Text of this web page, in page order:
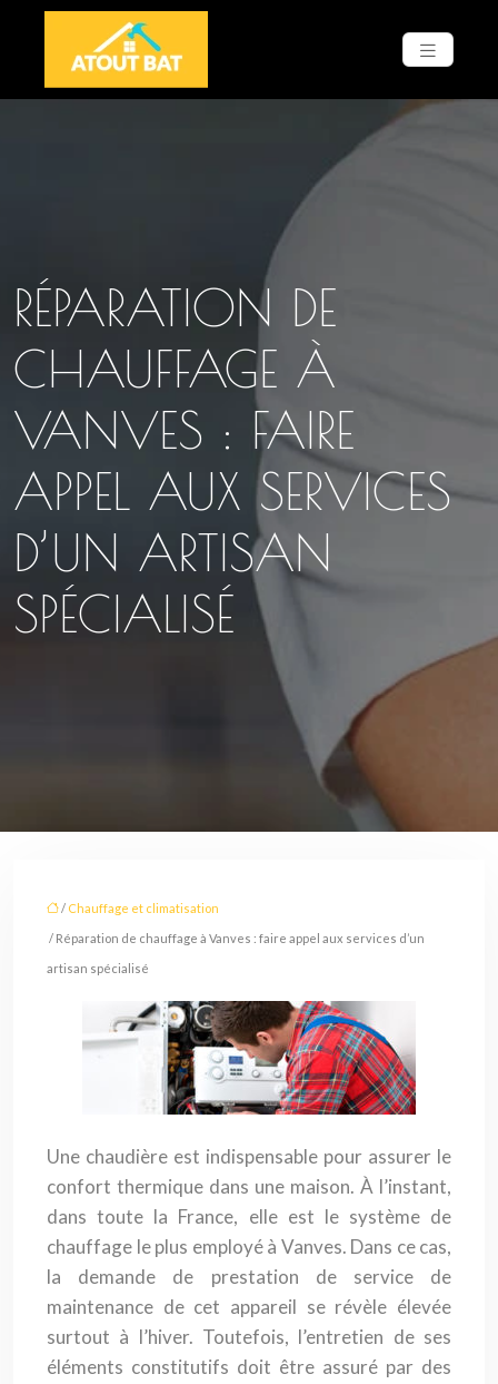
RÉPARATION DE
CHAUFFAGE À
VANVES : FAIRE
APPEL AUX SERVICES
D’UN ARTISAN
SPÉCIALISÉ
/ Chauffage et climatisation
/ Réparation de chauffage à Vanves : faire appel aux services d’un
artisan spécialisé
Une chaudière est indispensable pour assurer le
confort thermique dans une maison. À l’instant,
dans toute la France, elle est le système de
chauffage le plus employé à Vanves. Dans ce cas,
la demande de prestation de service de
maintenance de cet appareil se révèle élevée
surtout à l’hiver. Toutefois, l’entretien de ses
éléments constitutifs doit être assuré par des